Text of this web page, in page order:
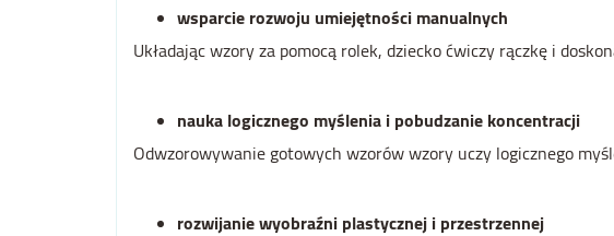
wsparcie rozwoju umiejętności manualnych
Układając wzory za pomocą rolek, dziecko ćwiczy rączkę i
nauka logicznego myślenia i pobudzanie koncentracji
Odwzorowywanie gotowych wzorów wzory uczy logicznego
rozwijanie wyobraźni plastycznej i przestrzennej